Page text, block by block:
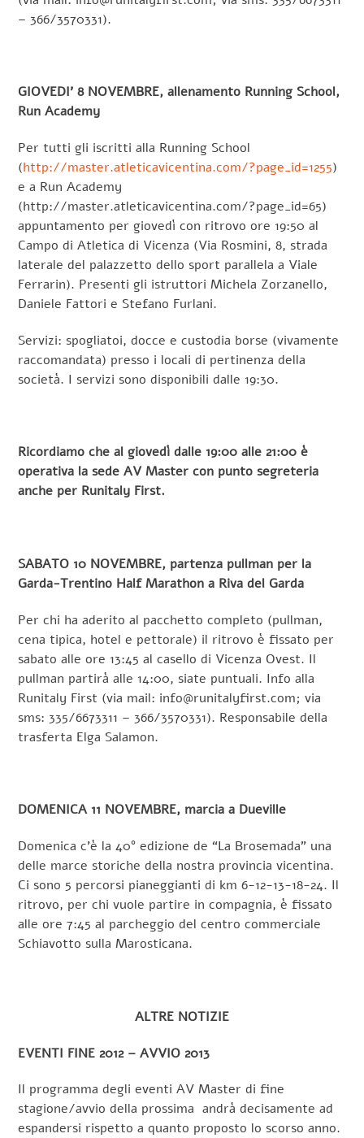
– 366/3570331).
GIOVEDI’ 8 NOVEMBRE, allenamento Running School,
Run Academy
Per tutti gli iscritti alla Running School
(http://master.atleticavicentina.com/?page_id=1255)
e a Run Academy
(http://master.atleticavicentina.com/?page_id=65)
appuntamento per giovedì con ritrovo ore 19:50 al
Campo di Atletica di Vicenza (Via Rosmini, 8, strada
laterale del palazzetto dello sport parallela a Viale
Ferrarin). Presenti gli istruttori Michela Zorzanello,
Daniele Fattori e Stefano Furlani.
Servizi: spogliatoi, docce e custodia borse (vivamente
raccomandata) presso i locali di pertinenza della
società. I servizi sono disponibili dalle 19:30.
Ricordiamo che al giovedì dalle 19:00 alle 21:00 è
operativa la sede AV Master con punto segreteria
anche per Runitaly First.
SABATO 10 NOVEMBRE, partenza pullman per la
Garda-Trentino Half Marathon a Riva del Garda
Per chi ha aderito al pacchetto completo (pullman,
cena tipica, hotel e pettorale) il ritrovo è fissato per
sabato alle ore 13:45 al casello di Vicenza Ovest. Il
pullman partirà alle 14:00, siate puntuali. Info alla
Runitaly First (via mail: info@runitalyfirst.com; via
sms: 335/6673311 – 366/3570331). Responsabile della
trasferta Elga Salamon.
DOMENICA 11 NOVEMBRE, marcia a Dueville
Domenica c’è la 40° edizione de “La Brosemada” una
delle marce storiche della nostra provincia vicentina.
Ci sono 5 percorsi pianeggianti di km 6-12-13-18-24. Il
ritrovo, per chi vuole partire in compagnia, è fissato
alle ore 7:45 al parcheggio del centro commerciale
Schiavotto sulla Marosticana.
ALTRE NOTIZIE
EVENTI FINE 2012 – AVVIO 2013
Il programma degli eventi AV Master di fine
stagione/avvio della prossima andrà decisamente ad
espandersi rispetto a quanto proposto lo scorso anno.